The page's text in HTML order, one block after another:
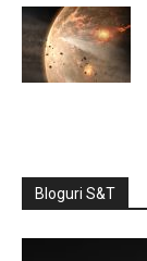
Bloguri S&T